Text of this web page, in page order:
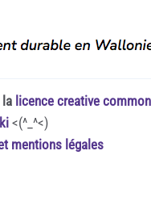
licence creative
<(^_^<)
mentions légales